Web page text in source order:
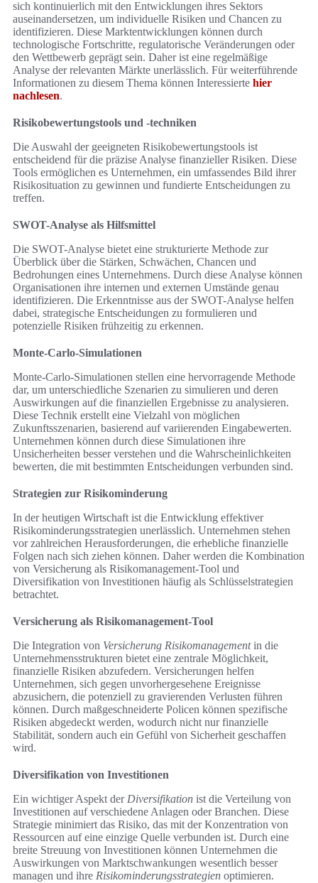
sich kontinuierlich mit den Entwicklungen ihres Sektors
auseinandersetzen, um individuelle Risiken und Chancen zu
identifizieren. Diese Marktentwicklungen können durch
technologische Fortschritte, regulatorische Veränderungen oder
den Wettbewerb geprägt sein. Daher ist eine regelmäßige
Analyse der relevanten Märkte unerlässlich. Für weiterführende
Informationen zu diesem Thema können Interessierte hier
nachlesen.
Risikobewertungstools und -techniken
Die Auswahl der geeigneten Risikobewertungstools ist
entscheidend für die präzise Analyse finanzieller Risiken. Diese
Tools ermöglichen es Unternehmen, ein umfassendes Bild ihrer
Risikosituation zu gewinnen und fundierte Entscheidungen zu
treffen.
SWOT-Analyse als Hilfsmittel
Die SWOT-Analyse bietet eine strukturierte Methode zur
Überblick über die Stärken, Schwächen, Chancen und
Bedrohungen eines Unternehmens. Durch diese Analyse können
Organisationen ihre internen und externen Umstände genau
identifizieren. Die Erkenntnisse aus der SWOT-Analyse helfen
dabei, strategische Entscheidungen zu formulieren und
potenzielle Risiken frühzeitig zu erkennen.
Monte-Carlo-Simulationen
Monte-Carlo-Simulationen stellen eine hervorragende Methode
dar, um unterschiedliche Szenarien zu simulieren und deren
Auswirkungen auf die finanziellen Ergebnisse zu analysieren.
Diese Technik erstellt eine Vielzahl von möglichen
Zukunftsszenarien, basierend auf variierenden Eingabewerten.
Unternehmen können durch diese Simulationen ihre
Unsicherheiten besser verstehen und die Wahrscheinlichkeiten
bewerten, die mit bestimmten Entscheidungen verbunden sind.
Strategien zur Risikominderung
In der heutigen Wirtschaft ist die Entwicklung effektiver
Risikominderungsstrategien unerlässlich. Unternehmen stehen
vor zahlreichen Herausforderungen, die erhebliche finanzielle
Folgen nach sich ziehen können. Daher werden die Kombination
von Versicherung als Risiko­management-Tool und
Diversifikation von Investitionen häufig als Schlüsselstrategien
betrachtet.
Versicherung als Risikomanagement-Tool
Die Integration von Versicherung Risikomanagementin die
Unternehmensstrukturen bietet eine zentrale Möglichkeit,
finanzielle Risiken abzufedern. Versicherungen helfen
Unternehmen, sich gegen unvorhergesehene Ereignisse
abzusichern, die potenziell zu gravierenden Verlusten führen
können. Durch maßgeschneiderte Policen können spezifische
Risiken abgedeckt werden, wodurch nicht nur finanzielle
Stabilität, sondern auch ein Gefühl von Sicherheit geschaffen
wird.
Diversifikation von Investitionen
Ein wichtiger Aspekt der Diversifikation ist die Verteilung von
Investitionen auf verschiedene Anlagen oder Branchen. Diese
Strategie minimiert das Risiko, das mit der Konzentration von
Ressourcen auf eine einzige Quelle verbunden ist. Durch eine
breite Streuung von Investitionen können Unternehmen die
Auswirkungen von Marktschwankungen wesentlich besser
managen und ihre Risikominderungsstrategien optimieren.